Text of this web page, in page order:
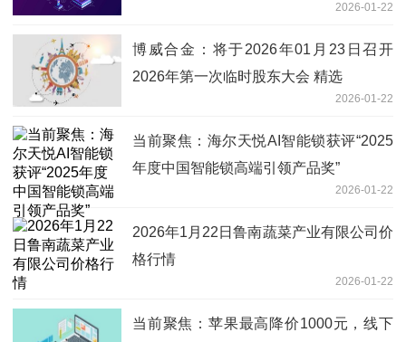
2026-01-22
博威合金：将于2026年01月23日召开
2026年第一次临时股东大会 精选
2026-01-22
当前聚焦：海尔天悦AI智能锁获评“2025
年度中国智能锁高端引领产品奖”
2026-01-22
2026年1月22日鲁南蔬菜产业有限公司价
格行情
2026-01-22
当前聚焦：苹果最高降价1000元，线下